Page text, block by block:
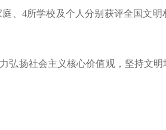
、4所学校及个人分别获评全国文
弘扬社会主义核心价值观，坚持文